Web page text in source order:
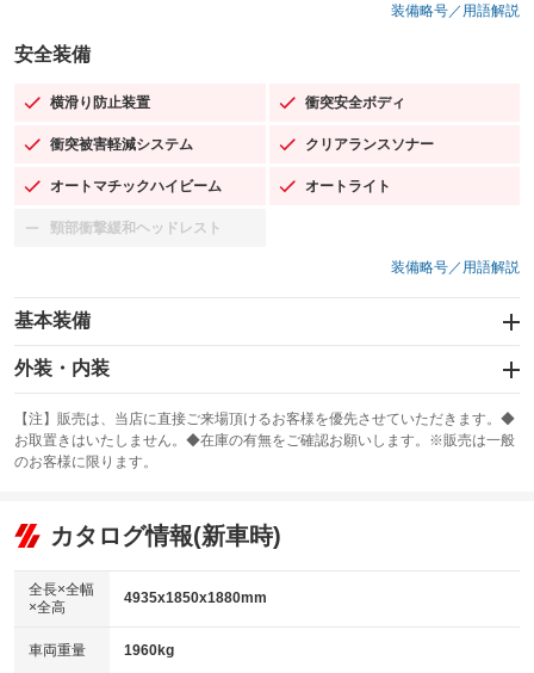
装備略号／用語解説
安全装備
横滑り防止装置
：装備あり 衝突安全ボディ
：装備あり
衝突被害軽減システム
：装備あり クリアランスソナー
：装備あり
オートマチックハイビーム
：装備あり オートライト
：装備あり
頸部衝撃緩和ヘッドレスト
：装備なし
装備略号／用語解説
基本装備
エアバッグ：運転席/助手席/サイド
：装備あり
：装備あり
サンルーフ
：装備あり ABS
リフトアップ
：装備なし
：装備なし
パワーウィンドウ
アイドリングストップ
：装備なし
外装・内装
カーナビ：メモリーナビ他
：装備あり
TV：フルセグ
：装備あり
ビジュアル：-／DVD再生
：装備あり
アルミホイール：18インチ
：装備あり
【注】販売は、当店に直接ご来場頂けるお客様を優先させていただきます。◆
お取置きはいたしません。◆在庫の有無をご確認お願いします。※販売は一般
のお客様に限ります。
カタログ情報(新車時)
全長×全幅
×全高
4935x1850x1880mm
車両重量 1960kg